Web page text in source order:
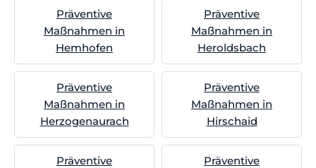
Präventive
Maßnahmen in
Hemhofen
Präventive
Maßnahmen in
Heroldsbach
Präventive
Maßnahmen in
Herzogenaurach
Präventive
Maßnahmen in
Hirschaid
Präventive
Präventive